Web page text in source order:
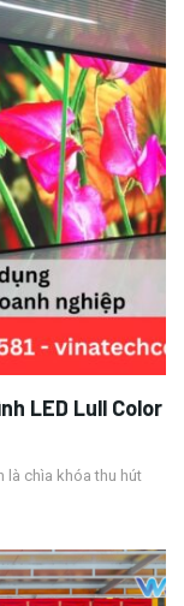
LED Lull Color
là chìa khóa thu hút